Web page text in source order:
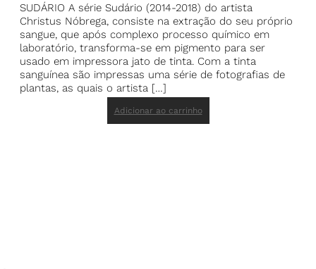
SUDÁRIO A série Sudário (2014-2018) do artista
Christus Nóbrega, consiste na extração do seu próprio
sangue, que após complexo processo químico em
laboratório, transforma-se em pigmento para ser
usado em impressora jato de tinta. Com a tinta
sanguínea são impressas uma série de fotografias de
plantas, as quais o artista […]
Adicionar ao carrinho